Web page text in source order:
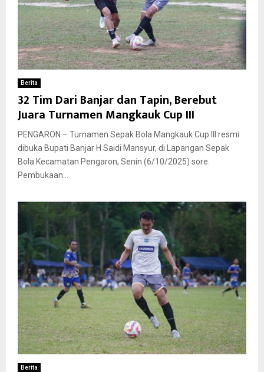
Berita
32 Tim Dari Banjar dan Tapin, Berebut
Juara Turnamen Mangkauk Cup III
PENGARON – Turnamen Sepak Bola Mangkauk Cup III resmi
dibuka Bupati Banjar H Saidi Mansyur, di Lapangan Sepak
Bola Kecamatan Pengaron, Senin (6/10/2025) sore.
Pembukaan...
Berita